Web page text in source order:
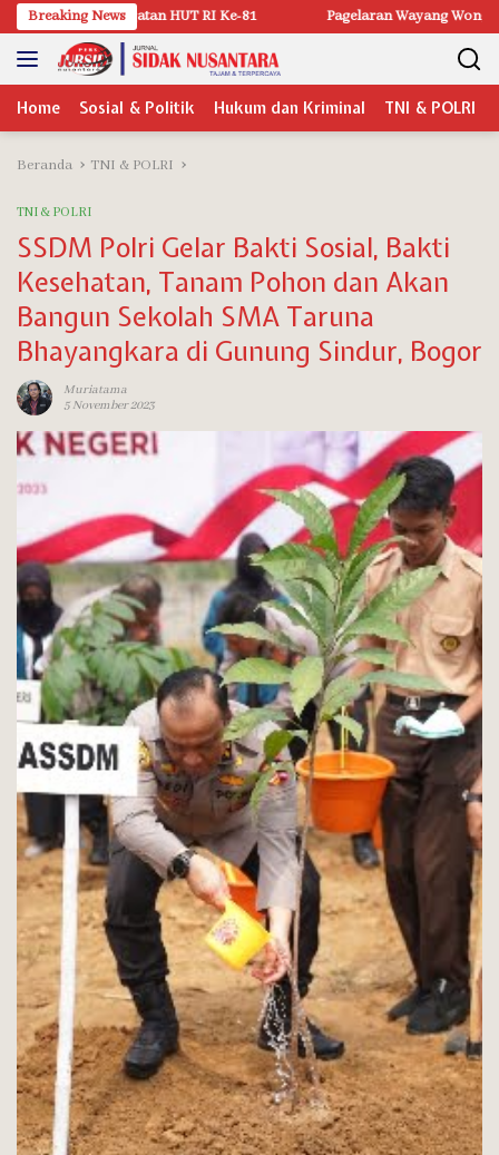
Langsung
ke
konten
Breaking News
RI Ke-81 Pagelaran Wayang Wong Pati “Ampak-Ampak
Home Sosial & Politik Hukum dan Kriminal TNI & POLRI
Beranda TNI & POLRI
TNI & POLRI
SSDM Polri Gelar Bakti Sosial, Bakti
Kesehatan, Tanam Pohon dan Akan
Bangun Sekolah SMA Taruna
Bhayangkara di Gunung Sindur, Bogor
Muriatama
5 November 2023